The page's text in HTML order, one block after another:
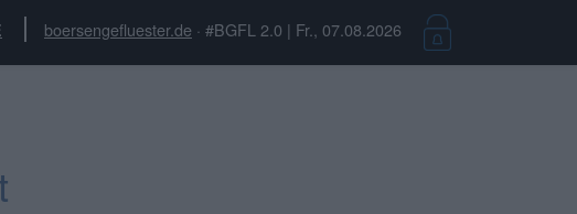
boersengefluester.de · #BGFL 2.0 | Fr., 07.08.2026